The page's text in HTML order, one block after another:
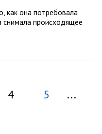
как она потребовала
снимала происходящее
4 5 ...